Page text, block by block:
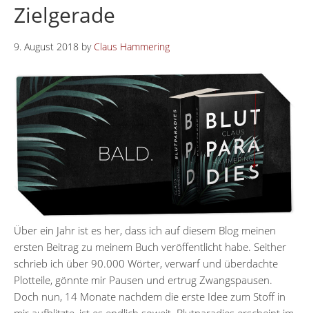
Zielgerade
9. August 2018 by Claus Hammering
Über ein Jahr ist es her, dass ich auf diesem Blog meinen
ersten Beitrag zu meinem Buch veröffentlicht habe. Seither
schrieb ich über 90.000 Wörter, verwarf und überdachte
Plotteile, gönnte mir Pausen und ertrug Zwangspausen.
Doch nun, 14 Monate nachdem die erste Idee zum Stoff in